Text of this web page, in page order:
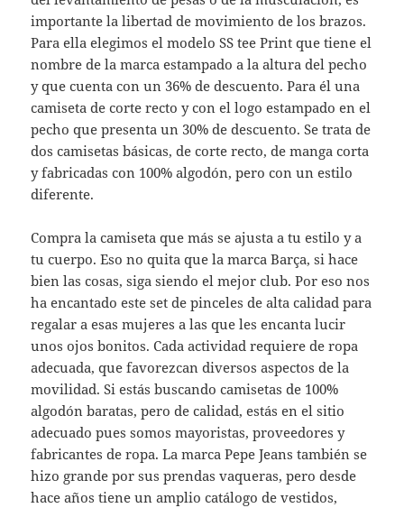
importante la libertad de movimiento de los brazos.
Para ella elegimos el modelo SS tee Print que tiene el
nombre de la marca estampado a la altura del pecho
y que cuenta con un 36% de descuento. Para él una
camiseta de corte recto y con el logo estampado en el
pecho que presenta un 30% de descuento. Se trata de
dos camisetas básicas, de corte recto, de manga corta
y fabricadas con 100% algodón, pero con un estilo
diferente.
Compra la camiseta que más se ajusta a tu estilo y a
tu cuerpo. Eso no quita que la marca Barça, si hace
bien las cosas, siga siendo el mejor club. Por eso nos
ha encantado este set de pinceles de alta calidad para
regalar a esas mujeres a las que les encanta lucir
unos ojos bonitos. Cada actividad requiere de ropa
adecuada, que favorezcan diversos aspectos de la
movilidad. Si estás buscando camisetas de 100%
algodón baratas, pero de calidad, estás en el sitio
adecuado pues somos mayoristas, proveedores y
fabricantes de ropa. La marca Pepe Jeans también se
hizo grande por sus prendas vaqueras, pero desde
hace años tiene un amplio catálogo de vestidos,